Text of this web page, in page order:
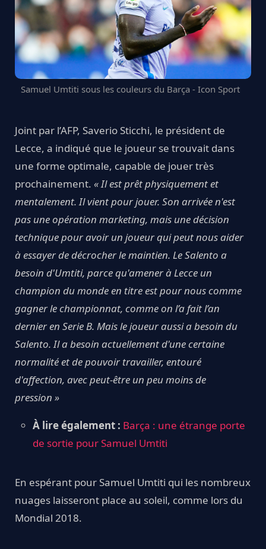
Samuel Umtiti sous les couleurs du Barça - Icon Sport
Joint par l’AFP, Saverio Sticchi, le président de
Lecce, a indiqué que le joueur se trouvait dans
une forme optimale, capable de jouer très
prochainement. « Il est prêt physiquement et
mentalement. Il vient pour jouer. Son arrivée n'est
pas une opération marketing, mais une décision
technique pour avoir un joueur qui peut nous aider
à essayer de décrocher le maintien. Le Salento a
besoin d'Umtiti, parce qu'amener à Lecce un
champion du monde en titre est pour nous comme
gagner le championnat, comme on l’a fait l’an
dernier en Serie B. Mais le joueur aussi a besoin du
Salento. Il a besoin actuellement d'une certaine
normalité et de pouvoir travailler, entouré
d'affection, avec peut-être un peu moins de
pression »
À lire également : Barça : une étrange porte
de sortie pour Samuel Umtiti
En espérant pour Samuel Umtiti qui les nombreux
nuages laisseront place au soleil, comme lors du
Mondial 2018.